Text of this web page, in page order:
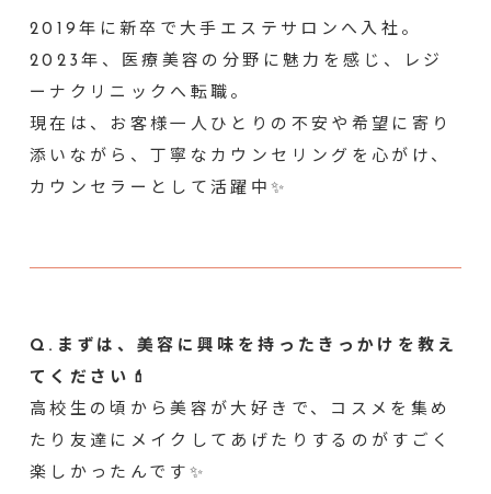
2019年に新卒で大手エステサロンへ入社。
2023年、医療美容の分野に魅力を感じ、レジ
ーナクリニックへ転職。
現在は、お客様一人ひとりの不安や希望に寄り
添いながら、丁寧なカウンセリングを心がけ、
カウンセラーとして活躍中✨
Q.まずは、美容に興味を持ったきっかけを教え
てください💄
高校生の頃から美容が大好きで、コスメを集め
たり友達にメイクしてあげたりするのがすごく
楽しかったんです✨